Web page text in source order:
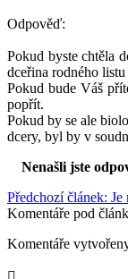
Odpověď:
Pokud byste chtěla
dceřina rodného
Pokud bude Váš
popřít.
Pokud by se ale
dcery, byl by v
Nenašli jste
Předchozí článek: Je
Komentáře pod
Komentáře